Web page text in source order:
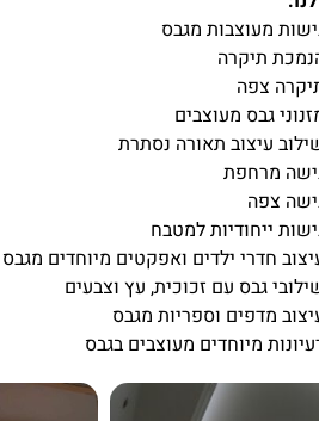
מעוצבות מגבס
תיקרה
צפה
גבס מעוצבים
עיצוב תאורה נסתרת
מרחפת
צפה
ייחודיות למטבח
חדרי ילדים ואפקטים מיוחדים מגבס
גבס עם זכוכית, עץ וצבעים
מדפים וספריות מגבס
מיוחדים מעוצבים בגבס